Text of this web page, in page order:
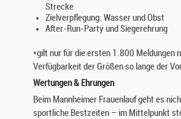
Strecke
Zielverpflegung: Wasser und Obst
After-Run-Party und Siegerehrung
*gilt nur für die ersten 1.800 Meldungen
Verfügbarkeit der Größen so lange der
Wertungen & Ehrungen
Beim Mannheimer Frauenlauf geht es
sportliche Bestzeiten – im Mittelpunkt